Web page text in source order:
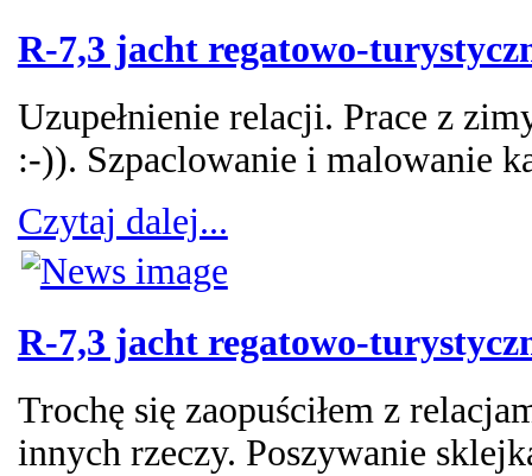
R-7,3 jacht regatowo-
Uzupełnienie relacji. Prace z
:-)). Szpaclowanie i malowanie
Czytaj dalej...
R-7,3 jacht regatowo-
Trochę się zaopuściłem z
innych rzeczy. Poszywanie